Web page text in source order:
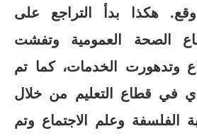
وقع. هكذا بدأ التراجع على
الصحة العمومية وتفشت
وتدهورت الخدمات، كما تم
في قطاع التعليم من خلال
الفلسفة وعلم الاجتماع وتم